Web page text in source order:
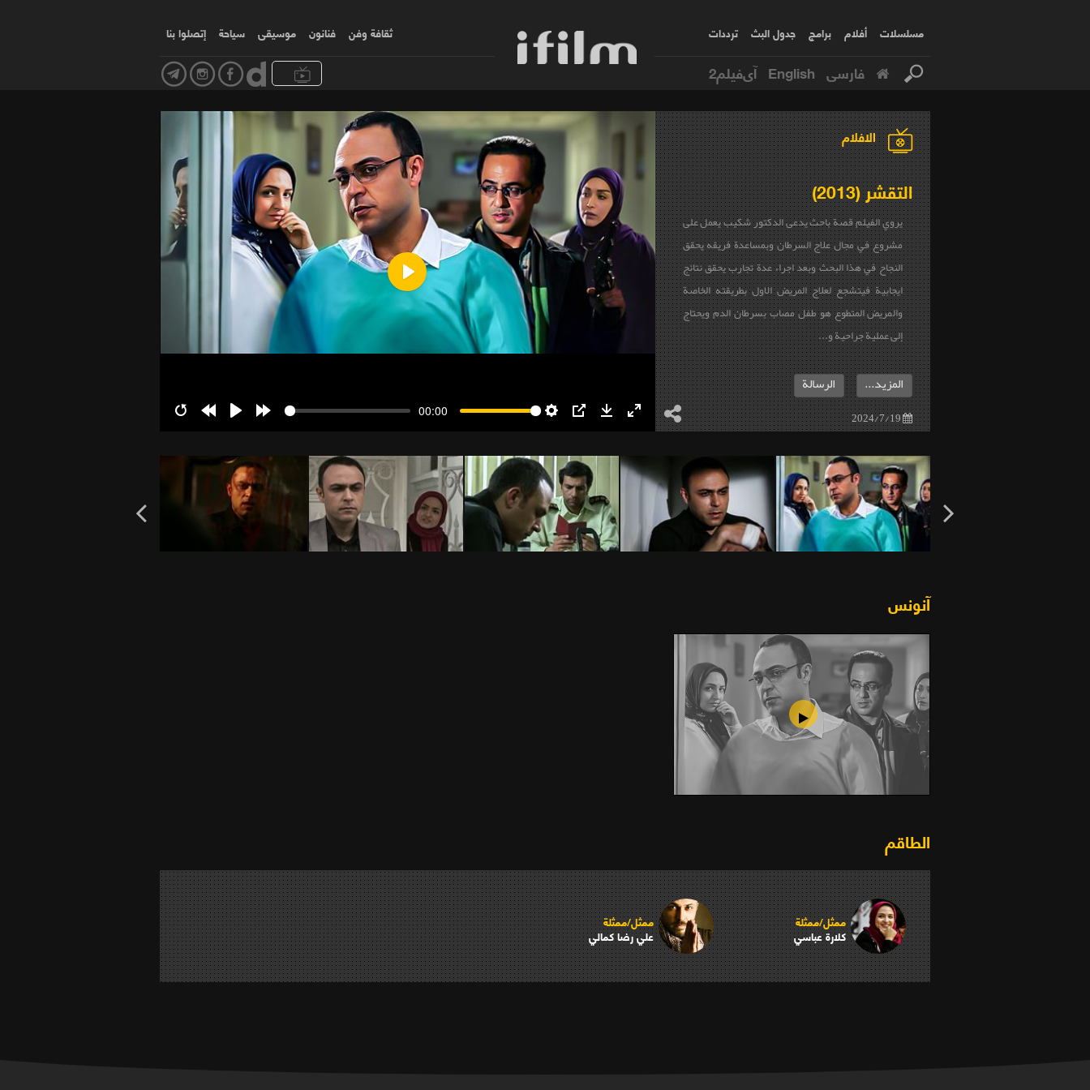
مسلسلات أفلام برامج جدول البث ترددات ثقافة وفن فنانون موسیقی سياحة إتصلوا بنا
فارسی English آی‌فیلم2
الافلام
التقشر (2013)
يروي الفيلم قصة باحث يدعى الدكتور شكيب يعمل على
مشروع في مجال علاج السرطان وبمساعدة فريقه يحقق
النجاح في هذا البحث وبعد اجراء عدة تجارب يحقق نتائج
ايجابية فيتشجع لعلاج المريض الاول بطريقته الخاصة
والمريض المتطوع هو طفل مصاب بسرطان الدم ويحتاج
إلى عملية جراحية و...
2024/7/19
المزيد... الرسالة
00:00
Download
Enter
fullscreen
Play
آنونس
الطاقم
ممثل/ممثلة
كلارة عباسي
ممثل/ممثلة
علي رضا كمالي